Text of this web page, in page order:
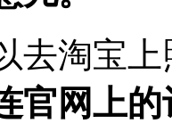
去淘宝
官网上